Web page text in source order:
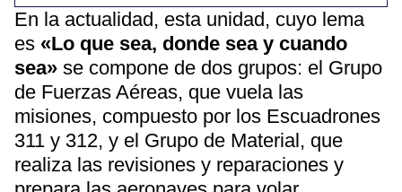
En la actualidad, esta unidad, cuyo lema
es «Lo que sea, donde sea y cuando
sea» se compone de dos grupos: el Grupo
de Fuerzas Aéreas, que vuela las
misiones, compuesto por los Escuadrones
311 y 312, y el Grupo de Material, que
realiza las revisiones y reparaciones y